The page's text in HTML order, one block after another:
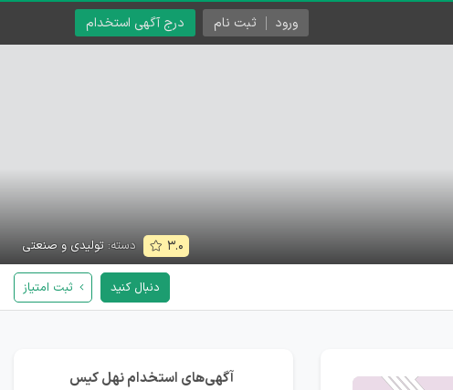
درج آگهی استخدام ورود ثبت نام
۳.۰ دسته: تولیدی و صنعتی
دنبال کنید ثبت امتیاز
آگهی‌های استخدام نهل کیس